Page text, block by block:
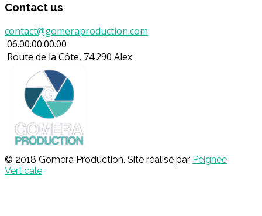
Contact us
contact@gomeraproduction.com
06.00.00.00.00
Route de la Côte, 74.290 Alex
© 2018 Gomera Production. Site réalisé par Peignée
Verticale